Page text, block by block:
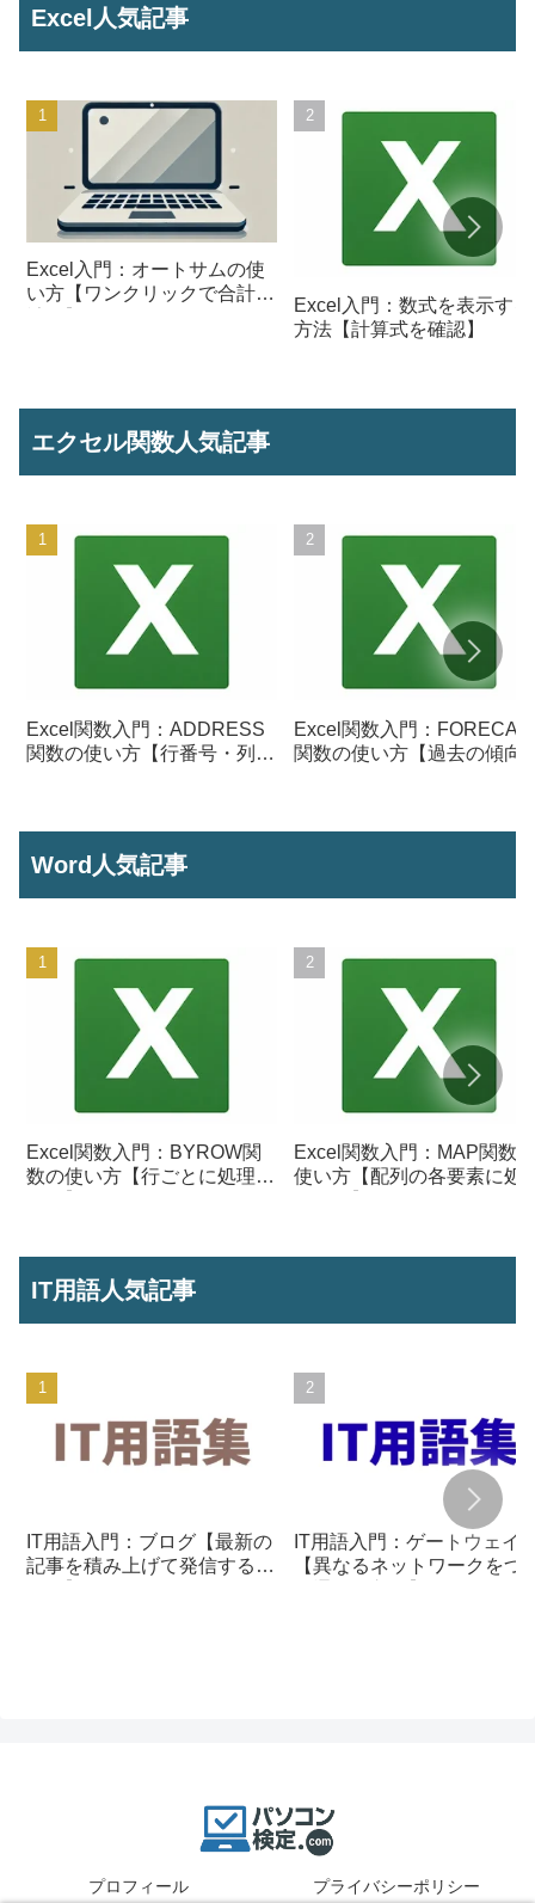
Excel人気記事
Excel入門：オートサムの使
い方【ワンクリックで合計を
Excel入門：数式を表示する
方法【計算式を確認】
エクセル関数人気記事
Excel関数入門：ADDRESS
関数の使い方【行番号・列番
Excel関数入門：
関数の使い方【過去の傾向
Word人気記事
Excel関数入門：BYROW関
数の使い方【行ごとに処理を
Excel関数入門：MAP関数の
使い方【配列の各要素に処
IT用語人気記事
IT用語入門：ブログ【最新の
記事を積み上げて発信する仕
IT用語入門：ゲートウェイ
【異なるネットワークをつ
プロフィール プライバシーポリシー